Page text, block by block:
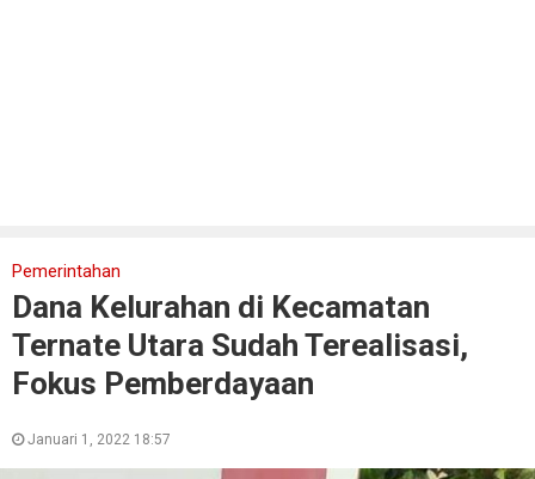
Pemerintahan
Dana Kelurahan di Kecamatan
Ternate Utara Sudah Terealisasi,
Fokus Pemberdayaan
Januari 1, 2022 18:57